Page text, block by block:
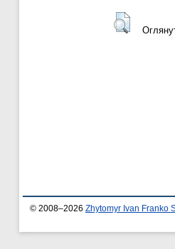
© 2008–2026 Zhytomyr Ivan Franko